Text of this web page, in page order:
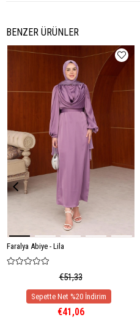
BENZER ÜRÜNLER
Faralya Abiye - Lila
€51,33
€41,06